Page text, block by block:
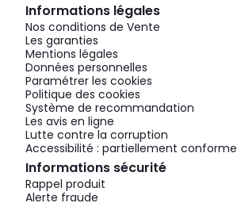
Informations légales
Nos conditions de Vente
Les garanties
Mentions légales
Données personnelles
Paramétrer les cookies
Politique des cookies
Système de recommandation
Les avis en ligne
Lutte contre la corruption
Accessibilité : partiellement conforme
Informations sécurité
Rappel produit
Alerte fraude